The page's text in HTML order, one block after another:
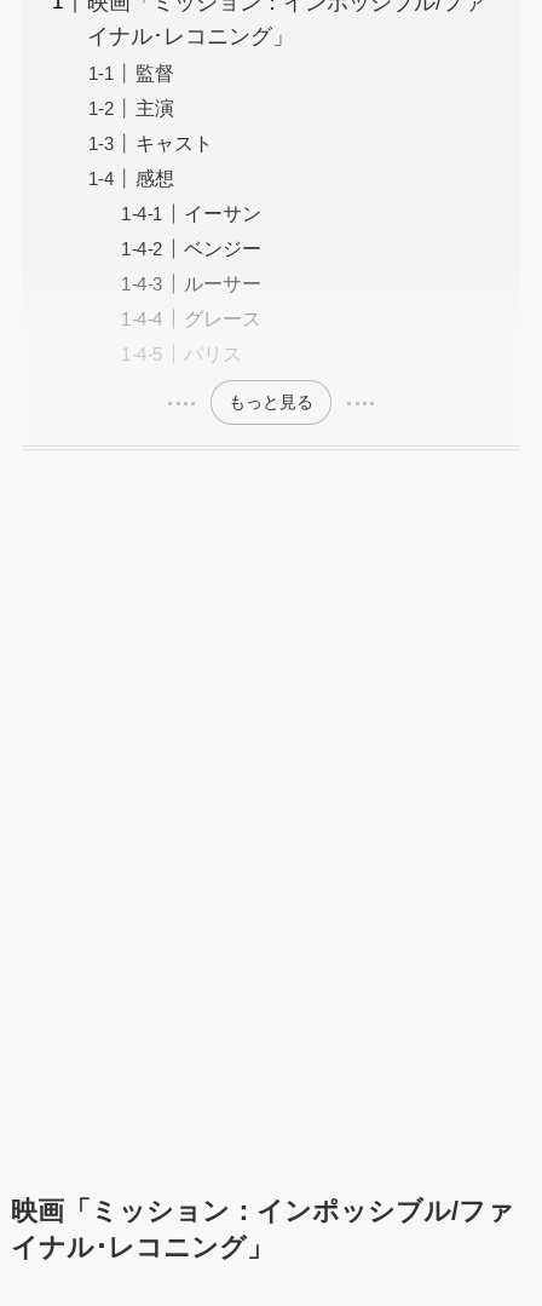
イナル･レコニング」
監督
主演
キャスト
感想
イーサン
ベンジー
ルーサー
グレース
パリス
もっと見る
映画「ミッション：インポッシブル/ファ
イナル･レコニング」